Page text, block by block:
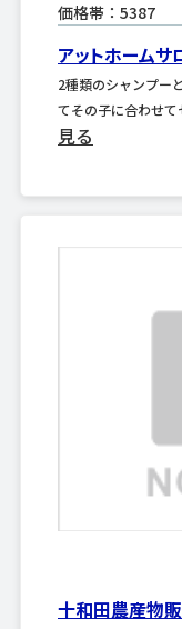
価格帯：5387
アットホームサ
2種類のシャンプー
てその子に合わせて
見る
十和田農産物